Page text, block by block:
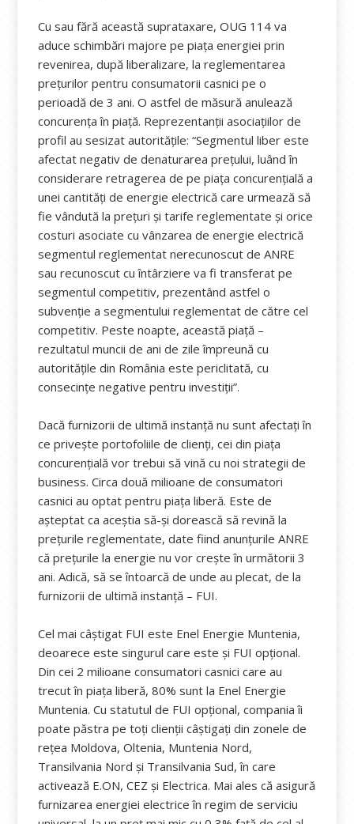
Cu sau fără această suprataxare, OUG 114 va
aduce schimbări majore pe piaţa energiei prin
revenirea, după liberalizare, la reglementarea
preţurilor pentru consumatorii casnici pe o
perioadă de 3 ani. O astfel de măsură anulează
concurenţa în piață. Reprezentanții asociațiilor de
profil au sesizat autoritățile: “Segmentul liber este
afectat negativ de denaturarea preţului, luând în
considerare retragerea de pe piaţa concurenţială a
unei cantităţi de energie electrică care urmează să
fie vândută la preţuri şi tarife reglementate şi orice
costuri asociate cu vânzarea de energie electrică
segmentul reglementat nerecunoscut de ANRE
sau recunoscut cu întârziere va fi transferat pe
segmentul competitiv, prezentând astfel o
subvenţie a segmentului reglementat de către cel
competitiv. Peste noapte, această piaţă –
rezultatul muncii de ani de zile împreună cu
autorităţile din România este periclitată, cu
consecinţe negative pentru investiţii”.
Dacă furnizorii de ultimă instanță nu sunt afectați în
ce privește portofoliile de clienți, cei din piața
concurențială vor trebui să vină cu noi strategii de
business. Circa două milioane de consumatori
casnici au optat pentru piaţa liberă. Este de
așteptat ca aceștia să-și dorească să revină la
prețurile reglementate, date fiind anunțurile ANRE
că prețurile la energie nu vor crește în următorii 3
ani. Adică, să se întoarcă de unde au plecat, de la
furnizorii de ultimă instanță – FUI.
Cel mai câștigat FUI este Enel Energie Muntenia,
deoarece este singurul care este și FUI opțional.
Din cei 2 milioane consumatori casnici care au
trecut în piața liberă, 80% sunt la Enel Energie
Muntenia. Cu statutul de FUI opțional, compania îi
poate păstra pe toți clienții câștigați din zonele de
rețea Moldova, Oltenia, Muntenia Nord,
Transilvania Nord și Transilvania Sud, în care
activează E.ON, CEZ și Electrica. Mai ales că asigură
furnizarea energiei electrice în regim de serviciu